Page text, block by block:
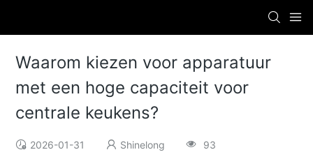
Waarom kiezen voor apparatuur
met een hoge capaciteit voor
centrale keukens?
2026-01-31 Shinelong 93